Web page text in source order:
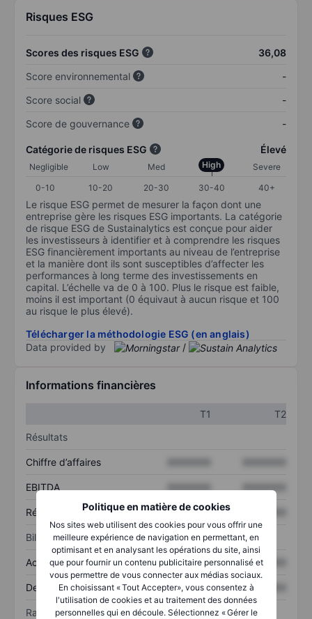
Politique en matière de cookies
Nos sites web utilisent des cookies pour vous offrir une
meilleure expérience de navigation en permettant, en
optimisant et en analysant les opérations du site, ainsi
que pour fournir un contenu publicitaire personnalisé et
vous permettre de vous connecter aux médias sociaux.
En choisissant « Tout Accepter», vous consentez à
l'utilisation de cookies et au traitement des données
personnelles qui en découle. Sélectionnez « Gérer le
Risques ESG
Scores des risques ESG
36,08
Score environnemental
-
Score social
-
Score de gouvernance
-
Catégorie de risques ESG Élevé
Negligible Low Med High
Severe
0-10
10-20 20-30 30-40 40+
Le risque ESG permet de mesurer la façon dont une
entreprise gère les risques ESG importants. La catégorie
de risque ESG de Sustainalytics est conçue pour aider
les investisseurs à identifier et à comprendre les risques
ESG financièrement importants au niveau de l’entreprise
et la manière dont ils sont susceptibles d’affecter les
performances à long terme des investissements en
capital. L’échelle va de 0 à 100. Plus le risque est faible,
moins il est important (0 équivaut à aucun risque et 100
au risque le plus élevé).
Télécharger la méthodologie ESG (en anglais)
Data provided by
/
Informations financières
T1
T2
Résultats
Chiffre d’affaires
EBITDA
Résultat net XXXXXXX
Bilan
Actif total XXXXXXX XXXXXXX
Dette totale XXXXXXX XXXXXXX
Ratios